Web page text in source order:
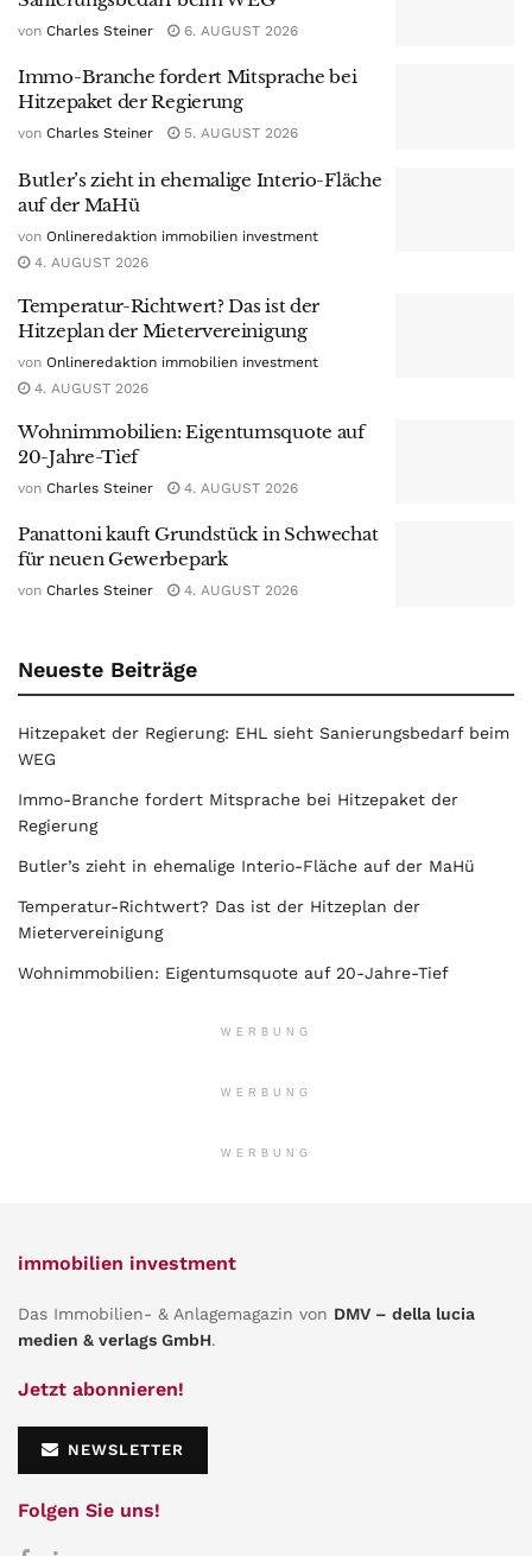
von Charles Steiner 6. AUGUST 2026
Immo-Branche fordert Mitsprache bei
Hitzepaket der Regierung
von Charles Steiner 5. AUGUST 2026
Butler’s zieht in ehemalige Interio-Fläche
auf der MaHü
von Onlineredaktion immobilien investment
4. AUGUST 2026
Temperatur-Richtwert? Das ist der
Hitzeplan der Mietervereinigung
von Onlineredaktion immobilien investment
4. AUGUST 2026
Wohnimmobilien: Eigentumsquote auf
20-Jahre-Tief
von Charles Steiner 4. AUGUST 2026
Panattoni kauft Grundstück in Schwechat
für neuen Gewerbepark
von Charles Steiner 4. AUGUST 2026
Neueste Beiträge
Hitzepaket der Regierung: EHL sieht Sanierungsbedarf beim
WEG
Immo-Branche fordert Mitsprache bei Hitzepaket der
Regierung
Butler’s zieht in ehemalige Interio-Fläche auf der MaHü
Temperatur-Richtwert? Das ist der Hitzeplan der
Mietervereinigung
Wohnimmobilien: Eigentumsquote auf 20-Jahre-Tief
WERBUNG
WERBUNG
WERBUNG
immobilien investment
Das Immobilien- & Anlagemagazin von DMV – della lucia
medien & verlags GmbH.
Jetzt abonnieren!
NEWSLETTER
Folgen Sie uns!